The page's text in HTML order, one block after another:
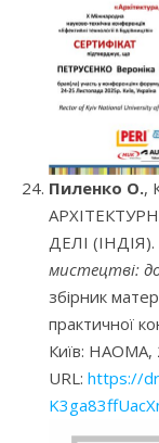
Пиленко О.,
ДЕЛІ (ІНДІЯ).
мистецтві:
збірник
практичної
Київ: НАОМА,
URL: https://